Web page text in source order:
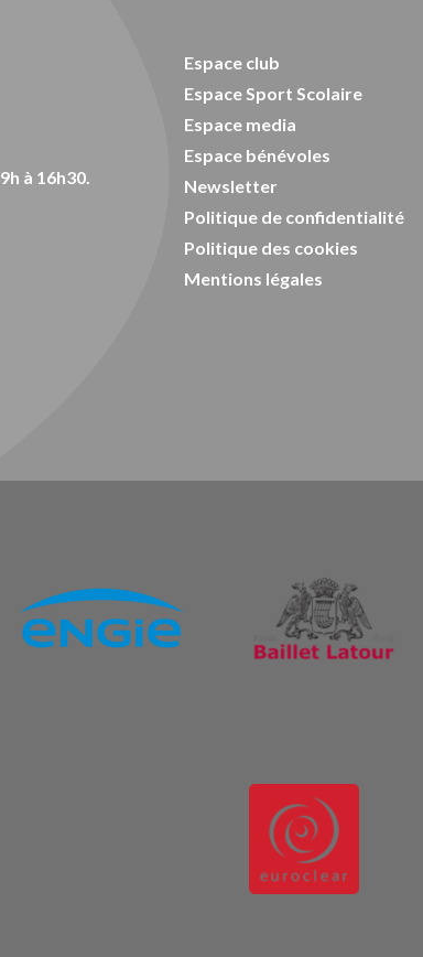
à 16h30.
Espace club
Espace Sport Scolaire
Espace media
Espace bénévoles
Newsletter
Politique de confidentialité
Politique des cookies
Mentions légales